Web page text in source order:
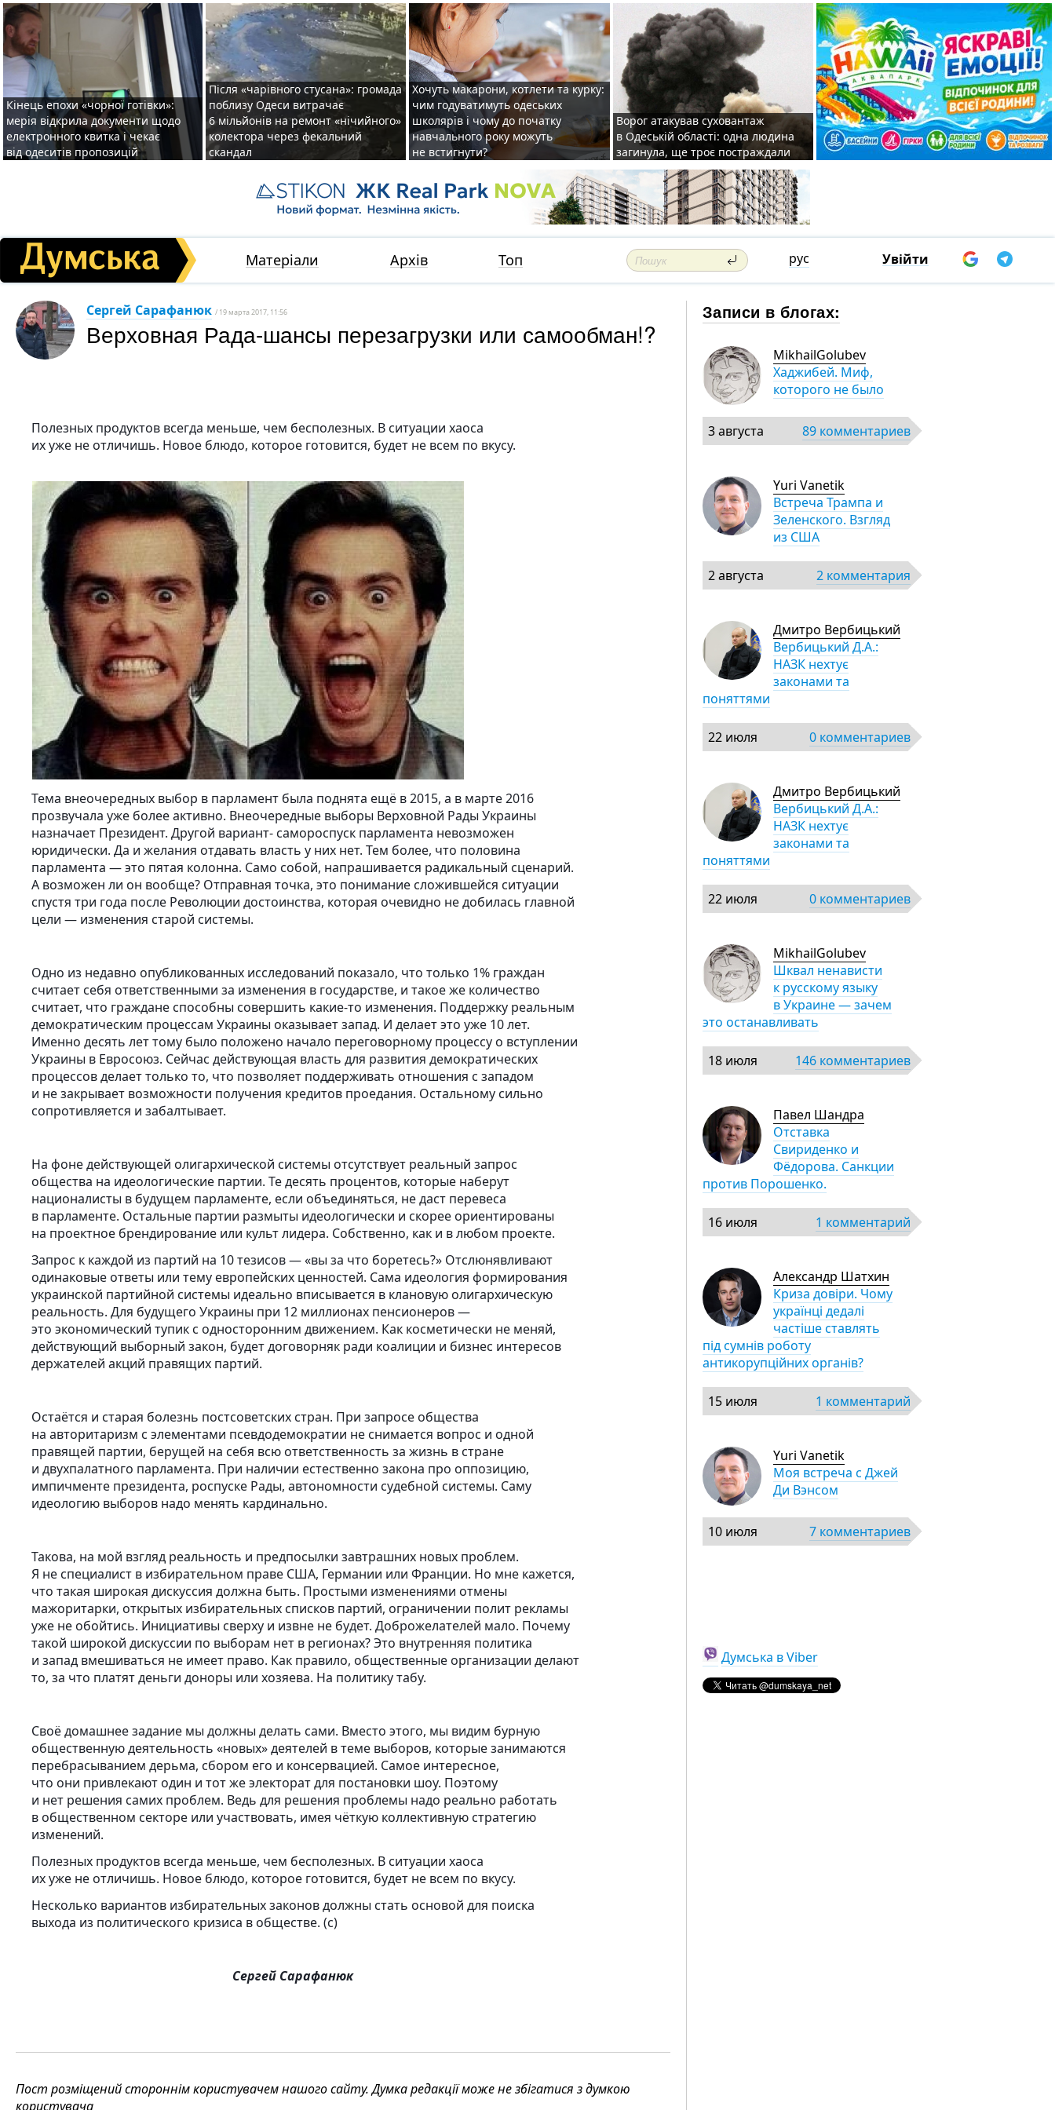
Кінець епохи «чорної готівки»:
мерія відкрила документи щодо
електронного квитка і чекає
від одеситів пропозицій
Після «чарівного стусана»: громада
поблизу Одеси витрачає
6 мільйонів на ремонт «нічийного»
колектора через фекальний
скандал
Хочуть макарони, котлети та курку:
чим годуватимуть одеських
школярів і чому до початку
навчального року можуть
не встигнути?
Ворог атакував суховантаж
в Одеській області: одна людина
загинула, ще троє постраждали
Матеріали Архів Топ рус Увійти
Сергей Сарафанюк / 19 марта 2017, 11:56
Верховная Рада-шансы перезагрузки или самообман!?
Полезных продуктов всегда меньше, чем бесполезных. В ситуации хаоса
их уже не отличишь. Новое блюдо, которое готовится, будет не всем по вкусу.
Тема внеочередных выбор в парламент была поднята ещё в 2015, а в марте 2016
прозвучала уже более активно. Внеочередные выборы Верховной Рады Украины
назначает Президент. Другой вариант- самороспуск парламента невозможен
юридически. Да и желания отдавать власть у них нет. Тем более, что половина
парламента — это пятая колонна. Само собой, напрашивается радикальный сценарий.
А возможен ли он вообще? Отправная точка, это понимание сложившейся ситуации
спустя три года после Революции достоинства, которая очевидно не добилась главной
цели — изменения старой системы.
Одно из недавно опубликованных исследований показало, что только 1% граждан
считает себя ответственными за изменения в государстве, и такое же количество
считает, что граждане способны совершить какие-то изменения. Поддержку реальным
демократическим процессам Украины оказывает запад. И делает это уже 10 лет.
Именно десять лет тому было положено начало переговорному процессу о вступлении
Украины в Евросоюз. Сейчас действующая власть для развития демократических
процессов делает только то, что позволяет поддерживать отношения с западом
и не закрывает возможности получения кредитов проедания. Остальному сильно
сопротивляется и забалтывает.
На фоне действующей олигархической системы отсутствует реальный запрос
общества на идеологические партии. Те десять процентов, которые наберут
националисты в будущем парламенте, если объединяться, не даст перевеса
в парламенте. Остальные партии размыты идеологически и скорее ориентированы
на проектное брендирование или культ лидера. Собственно, как и в любом проекте.
Запрос к каждой из партий на 10 тезисов — «вы за что боретесь?» Отслюнявливают
одинаковые ответы или тему европейских ценностей. Сама идеология формирования
украинской партийной системы идеально вписывается в клановую олигархическую
реальность. Для будущего Украины при 12 миллионах пенсионеров —
это экономический тупик с односторонним движением. Как косметически не меняй,
действующий выборный закон, будет договорняк ради коалиции и бизнес интересов
держателей акций правящих партий.
Остаётся и старая болезнь постсоветских стран. При запросе общества
на авторитаризм с элементами псевдодемократии не снимается вопрос и одной
правящей партии, берущей на себя всю ответственность за жизнь в стране
и двухпалатного парламента. При наличии естественно закона про оппозицию,
импичменте президента, роспуске Рады, автономности судебной системы. Саму
идеологию выборов надо менять кардинально.
Такова, на мой взгляд реальность и предпосылки завтрашних новых проблем.
Я не специалист в избирательном праве США, Германии или Франции. Но мне кажется,
что такая широкая дискуссия должна быть. Простыми изменениями отмены
мажоритарки, открытых избирательных списков партий, ограничении полит рекламы
уже не обойтись. Инициативы сверху и извне не будет. Доброжелателей мало. Почему
такой широкой дискуссии по выборам нет в регионах? Это внутренняя политика
и запад вмешиваться не имеет право. Как правило, общественные организации делают
то, за что платят деньги доноры или хозяева. На политику табу.
Своё домашнее задание мы должны делать сами. Вместо этого, мы видим бурную
общественную деятельность «новых» деятелей в теме выборов, которые занимаются
перебрасыванием дерьма, сбором его и консервацией. Самое интересное,
что они привлекают один и тот же электорат для постановки шоу. Поэтому
и нет решения самих проблем. Ведь для решения проблемы надо реально работать
в общественном секторе или участвовать, имея чёткую коллективную стратегию
изменений.
Полезных продуктов всегда меньше, чем бесполезных. В ситуации хаоса
их уже не отличишь. Новое блюдо, которое готовится, будет не всем по вкусу.
Несколько вариантов избирательных законов должны стать основой для поиска
выхода из политического кризиса в обществе. (с)
Сергей Сарафанюк
Пост розміщений стороннім користувачем нашого сайту. Думка редакції може не збігатися з думкою
користувача
Записи в блогах:
MikhailGolubev
Хаджибей. Миф,
которого не было
3 августа 89 комментариев
Yuri Vanetik
Встреча Трампа и
Зеленского. Взгляд
из США
2 августа 2 комментария
Дмитро Вербицький
Вербицький Д.А.:
НАЗК нехтує
законами та
поняттями
22 июля 0 комментариев
Дмитро Вербицький
Вербицький Д.А.:
НАЗК нехтує
законами та
поняттями
22 июля 0 комментариев
MikhailGolubev
Шквал ненависти
к русскому языку
в Украине — зачем
это останавливать
18 июля 146 комментариев
Павел Шандра
Отставка
Свириденко и
Фёдорова. Санкции
против Порошенко.
16 июля 1 комментарий
Александр Шатхин
Криза довіри. Чому
українці дедалі
частіше ставлять
під сумнів роботу
антикорупційних органів?
15 июля 1 комментарий
Yuri Vanetik
Моя встреча с Джей
Ди Вэнсом
10 июля 7 комментариев
Думська в Viber